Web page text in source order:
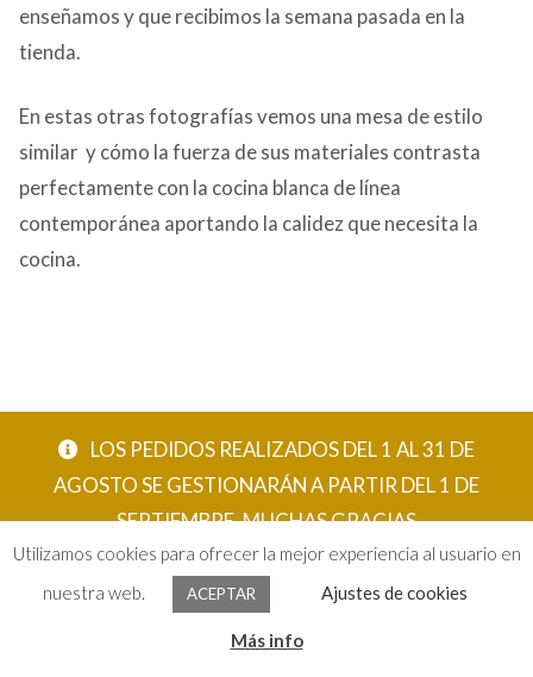
LOS PEDIDOS REALIZADOS DEL 1 AL 31 DE
AGOSTO SE GESTIONARÁN A PARTIR DEL 1 DE
SEPTIEMBRE. MUCHAS GRACIAS
ACEPTAR
enseñamos y que recibimos la semana pasada en la
tienda.
En estas otras fotografías vemos una mesa de estilo
similar y cómo la fuerza de sus materiales contrasta
perfectamente con la cocina blanca de línea
contemporánea aportando la calidez que necesita la
cocina.
Utilizamos cookies para ofrecer la mejor experiencia al usuario en
nuestra web.
ACEPTAR Ajustes de cookies
Más info